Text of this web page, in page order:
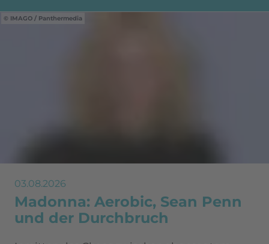
IMAGO / Panthermedia
03.08.2026
Madonna: Aerobic, Sean Penn
und der Durchbruch